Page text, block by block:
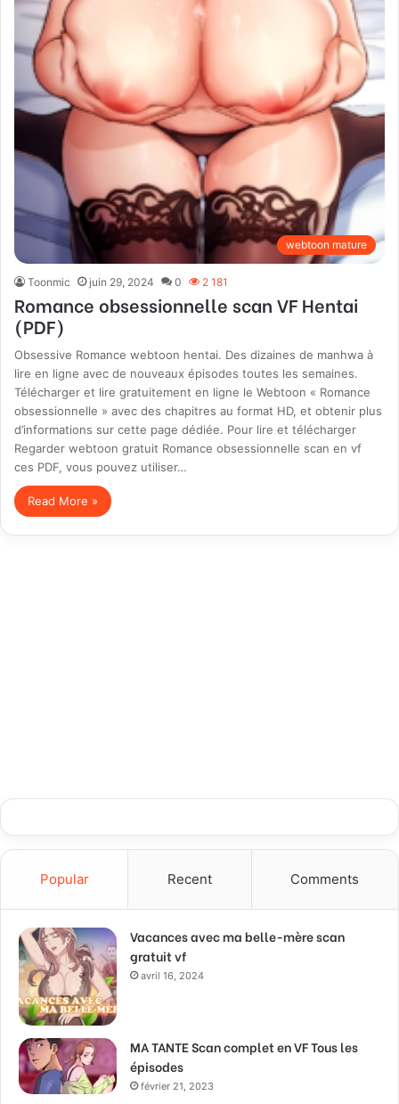
webtoon mature
Toonmic juin 29, 2024 0 2 181
Romance obsessionnelle scan VF Hentai
(PDF)
Obsessive Romance webtoon hentai. Des dizaines de manhwa à
lire en ligne avec de nouveaux épisodes toutes les semaines.
Télécharger et lire gratuitement en ligne le Webtoon « Romance
obsessionnelle » avec des chapitres au format HD, et obtenir plus
d’informations sur cette page dédiée. Pour lire et télécharger
Regarder webtoon gratuit Romance obsessionnelle scan en vf
ces PDF, vous pouvez utiliser…
Read More »
Popular Recent Comments
Vacances avec ma belle-mère scan
gratuit vf
avril 16, 2024
MA TANTE Scan complet en VF Tous les
épisodes
février 21, 2023